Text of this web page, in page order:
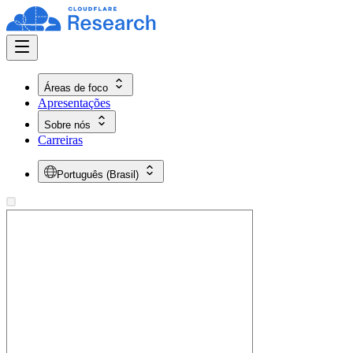
Áreas de foco
Apresentações
Sobre nós
Carreiras
Português (Brasil)